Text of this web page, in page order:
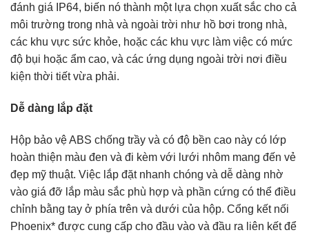
đánh giá IP64, biến nó thành một lựa chọn xuất sắc cho cả
môi trường trong nhà và ngoài trời như hồ bơi trong nhà,
các khu vực sức khỏe, hoặc các khu vực làm việc có mức
độ bụi hoặc ẩm cao, và các ứng dụng ngoài trời nơi điều
kiện thời tiết vừa phải.
Dễ dàng lắp đặt
Hộp bảo vệ ABS chống trầy và có độ bền cao này có lớp
hoàn thiện màu đen và đi kèm với lưới nhôm mang đến vẻ
đẹp mỹ thuật. Việc lắp đặt nhanh chóng và dễ dàng nhờ
vào giá đỡ lắp màu sắc phù hợp và phần cứng có thể điều
chỉnh bằng tay ở phía trên và dưới của hộp. Cổng kết nối
Phoenix* được cung cấp cho đầu vào và đầu ra liên kết để